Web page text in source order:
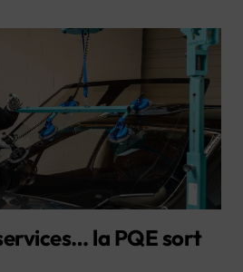
la PQE sort